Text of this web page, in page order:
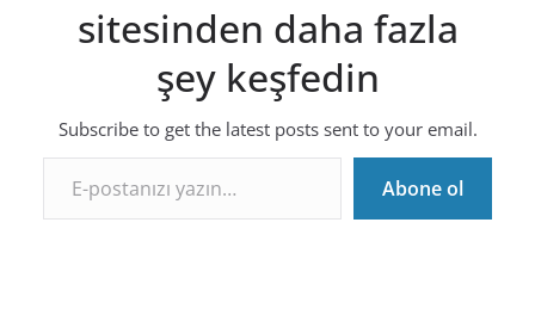
sitesinden daha fazla
şey keşfedin
Subscribe to get the latest posts sent to your email.
E-postanızı yazın…
Abone ol